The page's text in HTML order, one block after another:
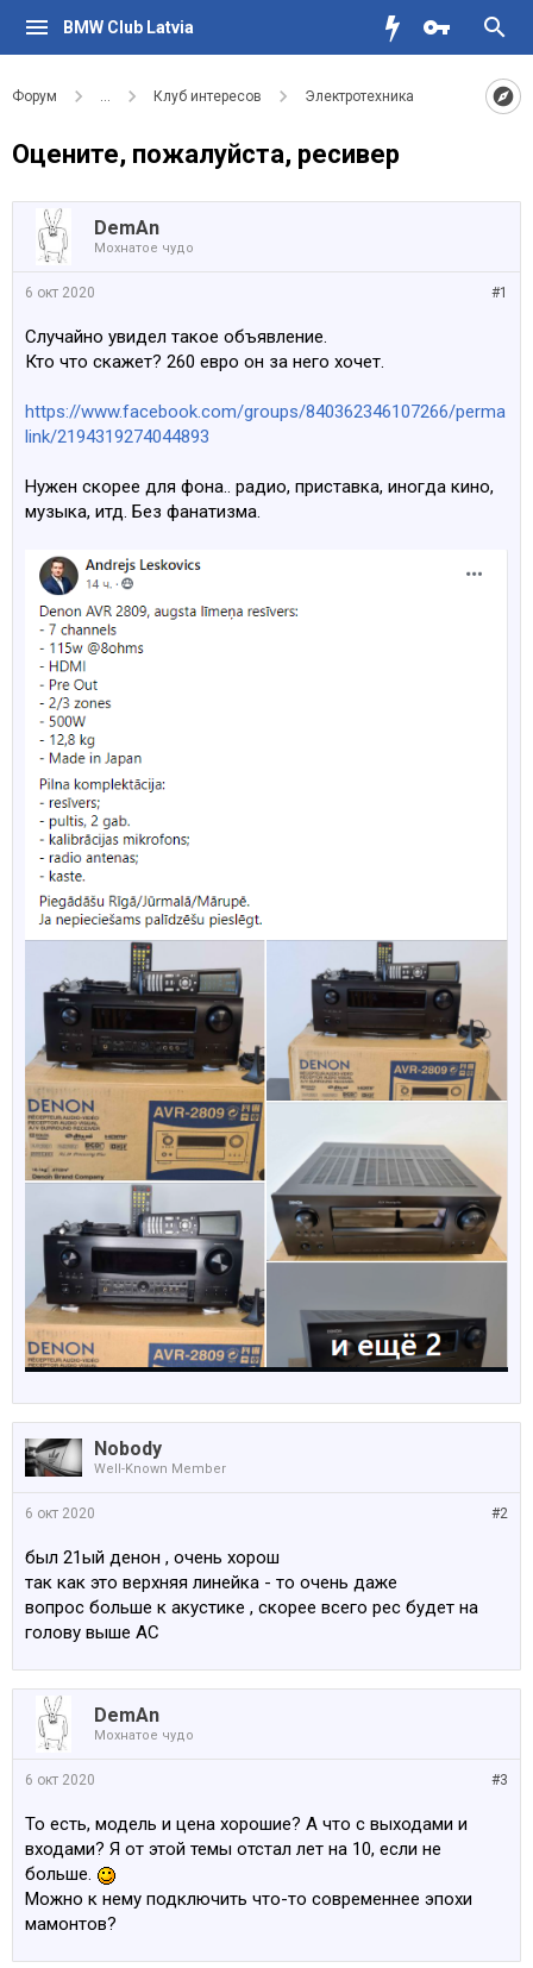
BMW Club Latvia
Форум ... Клуб интересов Электротехника
Оцените, пожалуйста, ресивер
DemAn
Мохнатое чудо
#1
6 окт 2020
Случайно увидел такое объявление.
Кто что скажет? 260 евро он за него хочет.
https://www.facebook.com/groups/840362346107266/perma
link/2194319274044893
Нужен скорее для фона.. радио, приставка, иногда кино,
музыка, итд. Без фанатизма.
Nobody
Well-Known Member
#2
6 окт 2020
был 21ый денон , очень хорош
так как это верхняя линейка - то очень даже
вопрос больше к акустике , скорее всего рес будет на
голову выше АС
DemAn
Мохнатое чудо
#3
6 окт 2020
То есть, модель и цена хорошие? А что с выходами и
входами? Я от этой темы отстал лет на 10, если не
больше.
Можно к нему подключить что-то современнее эпохи
мамонтов?